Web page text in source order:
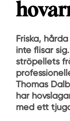
Friska,
inte ﬂisar
ströpellets
Thomas
har
med ett